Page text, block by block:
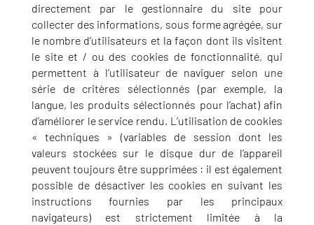
directement par le gestionnaire du site pour
collecter des informations, sous forme agrégée, sur
le nombre d’utilisateurs et la façon dont ils visitent
le site et / ou des cookies de fonctionnalité, qui
permettent à l’utilisateur de naviguer selon une
série de critères sélectionnés (par exemple, la
langue, les produits sélectionnés pour l’achat) afin
d’améliorer le service rendu. L’utilisation de cookies
« techniques » (variables de session dont les
valeurs stockées sur le disque dur de l’appareil
peuvent toujours être supprimées : il est également
possible de désactiver les cookies en suivant les
instructions fournies par les principaux
navigateurs) est strictement limitée à la